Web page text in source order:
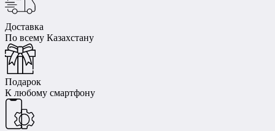
Доставка
По всему Казахстану
Подарок
К любому смартфону